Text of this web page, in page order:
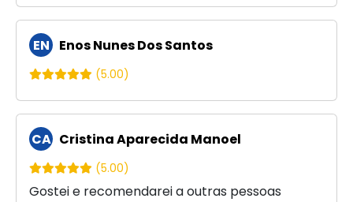
EN Enos Nunes Dos Santos
(5.00)
CA Cristina Aparecida Manoel
(5.00)
Gostei e recomendarei a outras pessoas